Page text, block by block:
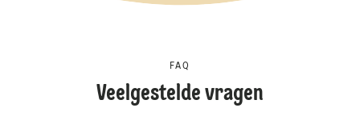
FAQ
Veelgestelde vragen